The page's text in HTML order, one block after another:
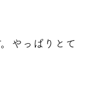
やっぱりとて